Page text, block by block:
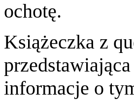
ochotę.
Książeczka z
informacje o